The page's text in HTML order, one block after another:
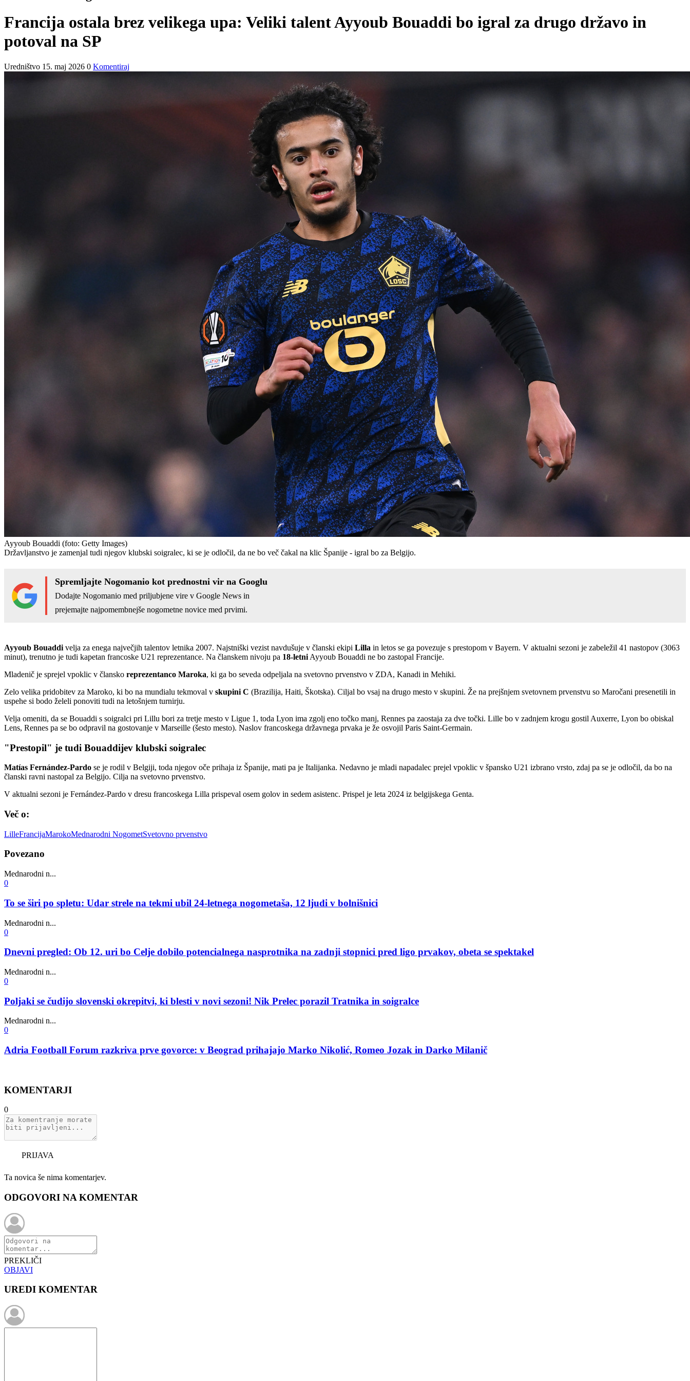
Francija ostala brez velikega upa: Veliki talent Ayyoub Bouaddi bo igral za drugo državo in
potoval na SP
Uredništvo 15. maj 2026 0 Komentiraj
Ayyoub Bouaddi (foto: Getty Images)
Državljanstvo je zamenjal tudi njegov klubski soigralec, ki se je odločil, da ne bo več čakal na klic Španije - igral bo za Belgijo.
Spremljajte Nogomanio kot prednostni vir na Googlu
Dodajte Nogomanio med priljubjene vire v Google News in
prejemajte najpomembnejše nogometne novice med prvimi.
Ayyoub Bouaddi velja za enega največjih talentov letnika 2007. Najstniški vezist navdušuje v članski ekipi Lilla in letos se ga povezuje s prestopom v Bayern. V aktualni sezoni je zabeležil 41 nastopov (3063
minut), trenutno je tudi kapetan francoske U21 reprezentance. Na članskem nivoju pa 18-letni Ayyoub Bouaddi ne bo zastopal Francije.
Mladenič je sprejel vpoklic v člansko reprezentanco Maroka, ki ga bo seveda odpeljala na svetovno prvenstvo v ZDA, Kanadi in Mehiki.
Zelo velika pridobitev za Maroko, ki bo na mundialu tekmoval v skupini C (Brazilija, Haiti, Škotska). Ciljal bo vsaj na drugo mesto v skupini. Že na prejšnjem svetovnem prvenstvu so Maročani presenetili in
uspehe si bodo želeli ponoviti tudi na letošnjem turnirju.
Velja omeniti, da se Bouaddi s soigralci pri Lillu bori za tretje mesto v Ligue 1, toda Lyon ima zgolj eno točko manj, Rennes pa zaostaja za dve točki. Lille bo v zadnjem krogu gostil Auxerre, Lyon bo obiskal
Lens, Rennes pa se bo odpravil na gostovanje v Marseille (šesto mesto). Naslov francoskega državnega prvaka je že osvojil Paris Saint-Germain.
"Prestopil" je tudi Bouaddijev klubski soigralec
Matías Fernández-Pardo se je rodil v Belgiji, toda njegov oče prihaja iz Španije, mati pa je Italijanka. Nedavno je mladi napadalec prejel vpoklic v špansko U21 izbrano vrsto, zdaj pa se je odločil, da bo na
članski ravni nastopal za Belgijo. Cilja na svetovno prvenstvo.
V aktualni sezoni je Fernández-Pardo v dresu francoskega Lilla prispeval osem golov in sedem asistenc. Prispel je leta 2024 iz belgijskega Genta.
Več o:
LilleFrancijaMarokoMednarodni NogometSvetovno prvenstvo
Povezano
Mednarodni n...
0
To se širi po spletu: Udar strele na tekmi ubil 24-letnega nogometaša, 12 ljudi v bolnišnici
Mednarodni n...
0
Dnevni pregled: Ob 12. uri bo Celje dobilo potencialnega nasprotnika na zadnji stopnici pred ligo prvakov, obeta se spektakel
Mednarodni n...
0
Poljaki se čudijo slovenski okrepitvi, ki blesti v novi sezoni! Nik Prelec porazil Tratnika in soigralce
Mednarodni n...
0
Adria Football Forum razkriva prve govorce: v Beograd prihajajo Marko Nikolić, Romeo Jozak in Darko Milanič
KOMENTARJI
0
PRIJAVA
Ta novica še nima komentarjev.
ODGOVORI NA KOMENTAR
PREKLIČI
OBJAVI
UREDI KOMENTAR